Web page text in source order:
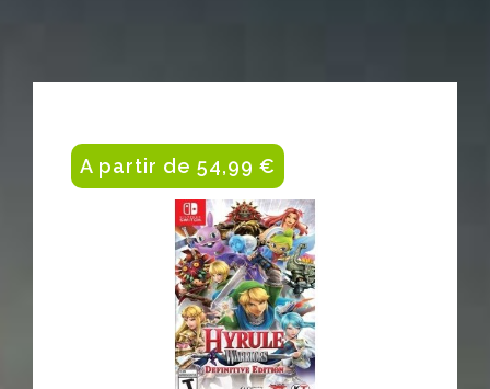
A partir de 54,99 €